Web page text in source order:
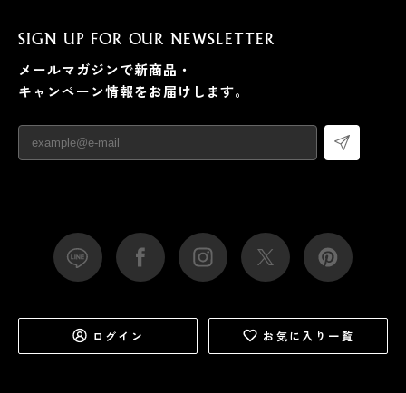
SIGN UP FOR OUR NEWSLETTER
メールマガジンで新商品・
キャンペーン情報をお届けします。
ログイン お気に入り一覧